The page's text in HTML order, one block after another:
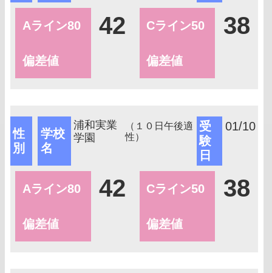
Aライン80
偏差値
42 Cライン50
偏差値
38
性
別
学校
名
浦和実業
学園
（１０日午後適
性）
受
験
日
01/10
Aライン80
偏差値
42 Cライン50
偏差値
38